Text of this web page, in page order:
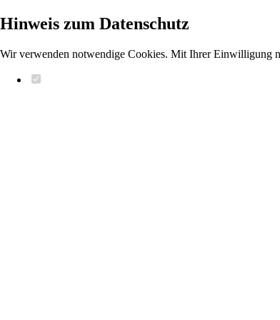
Hinweis zum Datenschutz
Wir verwenden notwendige Cookies. Mit Ihrer Einwilligung